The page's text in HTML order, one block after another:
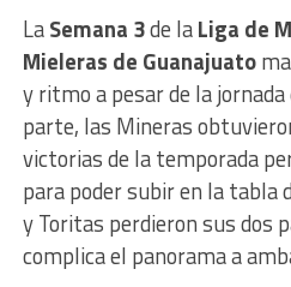
LaSemana 3de laLiga de
Mieleras de Guanajuato
y ritmo a pesar de la jornada
parte, las Mineras
victorias de la temporada
para poder subir en la tabla
y Toritas perdieron sus dos
complica el panorama a